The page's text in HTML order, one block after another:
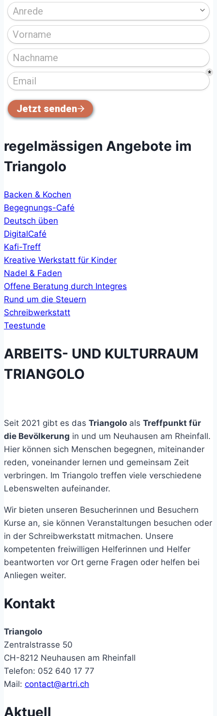
regelmässigen Angebote im
Triangolo
Backen & Kochen
Begegnungs-Café
Deutsch üben
DigitalCafé
Kafi-Treff
Kreative Werkstatt für Kinder
Nadel & Faden
Offene Beratung durch Integres
Rund um die Steuern
Schreibwerkstatt
Teestunde
ARBEITS- UND KULTURRAUM
TRIANGOLO
Seit 2021 gibt es das Triangolo als Treffpunkt für
die Bevölkerung in und um Neuhausen am Rheinfall.
Hier können sich Menschen begegnen, miteinander
reden, voneinander lernen und gemeinsam Zeit
verbringen. Im Triangolo treffen viele verschiedene
Lebenswelten aufeinander.
Wir bieten unseren Besucherinnen und Besuchern
Kurse an, sie können Veranstaltungen besuchen oder
in der Schreibwerkstatt mitmachen. Unsere
kompetenten freiwilligen Helferinnen und Helfer
beantworten vor Ort gerne Fragen oder helfen bei
Anliegen weiter.
Kontakt
Triangolo
Zentralstrasse 50
CH-8212 Neuhausen am Rheinfall
Telefon: 052 640 17 77
Mail: contact@artri.ch
Aktuell